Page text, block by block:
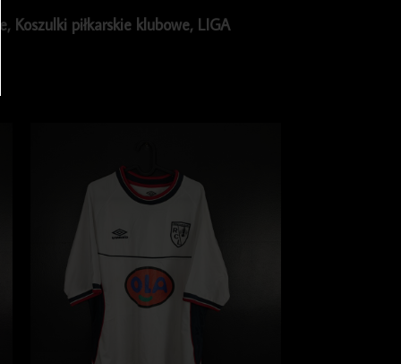
, Koszulki piłkarskie klubowe, LIGA